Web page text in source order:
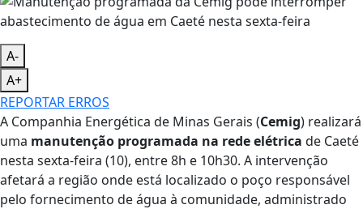
A-
A+
REPORTAR ERROS
A Companhia Energética de Minas Gerais (Cemig) realizará
uma manutenção programada na rede elétrica de Caeté
nesta sexta-feira (10), entre 8h e 10h30. A intervenção
afetará a região onde está localizado o poço responsável
pelo fornecimento de água à comunidade, administrado